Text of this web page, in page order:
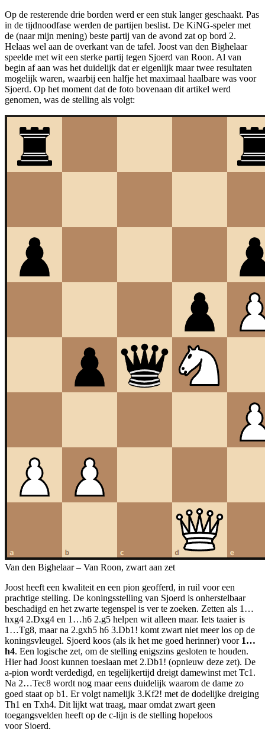
Op de resterende drie borden werd er een stuk langer geschaakt. Pas
in de tijdnoodfase werden de partijen beslist. De KiNG-speler met
de (naar mijn mening) beste partij van de avond zat op bord 2.
Helaas wel aan de overkant van de tafel. Joost van den Bighelaar
speelde met wit een sterke partij tegen Sjoerd van Roon. Al van
begin af aan was het duidelijk dat er eigenlijk maar twee resultaten
mogelijk waren, waarbij een halfje het maximaal haalbare was voor
Sjoerd. Op het moment dat de foto bovenaan dit artikel werd
genomen, was de stelling als volgt:
Van den Bighelaar – Van Roon, zwart aan zet
Joost heeft een kwaliteit en een pion geofferd, in ruil voor een
prachtige stelling. De koningsstelling van Sjoerd is onherstelbaar
beschadigd en het zwarte tegenspel is ver te zoeken. Zetten als 1…
hxg4 2.Dxg4 en 1…h6 2.g5 helpen wit alleen maar. Iets taaier is
1…Tg8, maar na 2.gxh5 h6 3.Db1! komt zwart niet meer los op de
koningsvleugel. Sjoerd koos (als ik het me goed herinner) voor 1…
h4. Een logische zet, om de stelling enigszins gesloten te houden.
Hier had Joost kunnen toeslaan met 2.Db1! (opnieuw deze zet). De
a-pion wordt verdedigd, en tegelijkertijd dreigt damewinst met Tc1.
Na 2…Tec8 wordt nog maar eens duidelijk waarom de dame zo
goed staat op b1. Er volgt namelijk 3.Kf2! met de dodelijke dreiging
Th1 en Txh4. Dit lijkt wat traag, maar omdat zwart geen
toegangsvelden heeft op de c-lijn is de stelling hopeloos
voor Sjoerd.